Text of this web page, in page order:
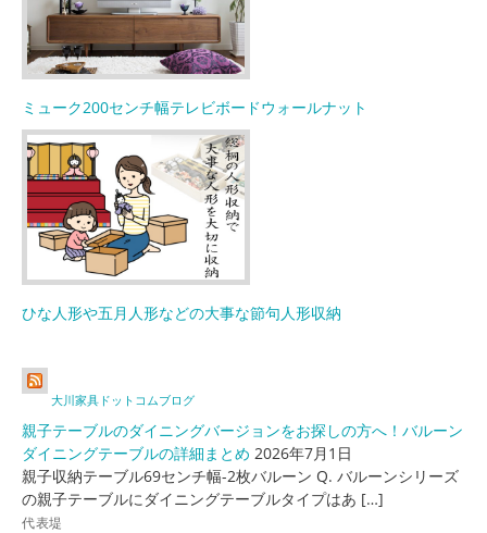
ミューク200センチ幅テレビボードウォールナット
ひな人形や五月人形などの大事な節句人形収納
大川家具ドットコムブログ
親子テーブルのダイニングバージョンをお探しの方へ！バルーン
ダイニングテーブルの詳細まとめ 2026年7月1日
親子収納テーブル69センチ幅-2枚バルーン Q. バルーンシリーズ
の親子テーブルにダイニングテーブルタイプはあ […]
代表堤